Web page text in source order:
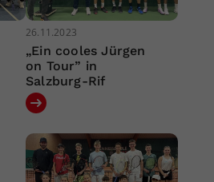
26.11.2023
„Ein cooles Jürgen
on Tour” in
Salzburg-Rif